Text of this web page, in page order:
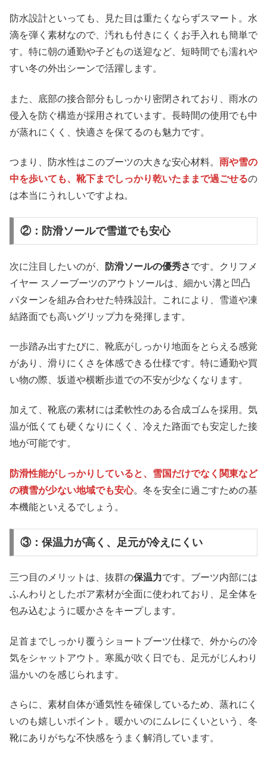
防水設計といっても、見た目は重たくならずスマート。水
滴を弾く素材なので、汚れも付きにくくお手入れも簡単で
す。特に朝の通勤や子どもの送迎など、短時間でも濡れや
すい冬の外出シーンで活躍します。
また、底部の接合部分もしっかり密閉されており、雨水の
侵入を防ぐ構造が採用されています。長時間の使用でも中
が蒸れにくく、快適さを保てるのも魅力です。
つまり、防水性はこのブーツの大きな安心材料。 雨や雪の
中を歩いても、靴下までしっかり乾いたままで過ごせるの
は本当にうれしいですよね。
②：防滑ソールで雪道でも安心
次に注目したいのが、 防滑ソールの優秀さです。クリフメ
イヤー スノーブーツのアウトソールは、細かい溝と凹凸
パターンを組み合わせた特殊設計。これにより、雪道や凍
結路面でも高いグリップ力を発揮します。
一歩踏み出すたびに、靴底がしっかり地面をとらえる感覚
があり、滑りにくさを体感できる仕様です。特に通勤や買
い物の際、坂道や横断歩道での不安が少なくなります。
加えて、靴底の素材には柔軟性のある合成ゴムを採用。気
温が低くても硬くなりにくく、冷えた路面でも安定した接
地が可能です。
防滑性能がしっかりしていると、雪国だけでなく関東など
の積雪が少ない地域でも安心。冬を安全に過ごすための基
本機能といえるでしょう。
③：保温力が高く、足元が冷えにくい
三つ目のメリットは、抜群の保温力です。ブーツ内部には
ふんわりとしたボア素材が全面に使われており、足全体を
包み込むように暖かさをキープします。
足首までしっかり覆うショートブーツ仕様で、外からの冷
気をシャットアウト。寒風が吹く日でも、足元がじんわり
温かいのを感じられます。
さらに、素材自体が通気性を確保しているため、蒸れにく
いのも嬉しいポイント。暖かいのにムレにくいという、冬
靴にありがちな不快感をうまく解消しています。